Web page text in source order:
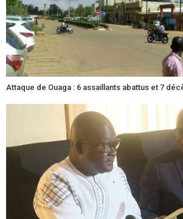
Attaque de Ouaga : 6 assaillants abattus et 7